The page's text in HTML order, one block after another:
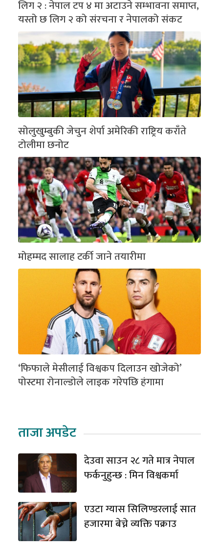
लिग २ : नेपाल टप ४ मा अटाउने सम्भावना समाप्त,
यस्तो छ लिग २ को संरचना र नेपालको संकट
सोलुखुम्बुकी जेचुन शेर्पा अमेरिकी राष्ट्रिय कराँते
टोलीमा छनोट
मोहम्मद सालाह टर्की जाने तयारीमा
‘फिफाले मेसीलाई विश्वकप दिलाउन खोजेको’
पोस्टमा रोनाल्डोले लाइक गरेपछि हंगामा
ताजा अपडेट
देउवा साउन २८ गते मात्र नेपाल
फर्कनुहुन्छ : मिन विश्वकर्मा
एउटा ग्यास सिलिण्डरलाई सात
हजारमा बेच्ने व्यक्ति पक्राउ